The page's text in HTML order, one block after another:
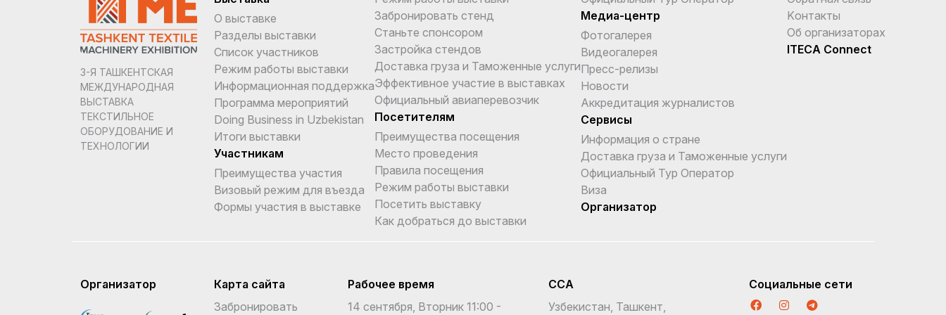
3-Я ТАШКЕНТСКАЯ
МЕЖДУНАРОДНАЯ
ВЫСТАВКА
ТЕКСТИЛЬНОЕ
ОБОРУДОВАНИЕ И
ТЕХНОЛОГИИ
О выставке
Разделы выставки
Список участников
Режим работы выставки
Информационная поддержка
Программа мероприятий
Doing Business in Uzbekistan
Итоги выставки
Участникам
Преимущества участия
Визовый режим для въезда
Формы участия в выставке
Забронировать стенд
Станьте спонсором
Застройка стендов
Доставка груза и Таможенные услуги
Эффективное участие в выставках
Официальный авиаперевозчик
Посетителям
Преимущества посещения
Место проведения
Правила посещения
Режим работы выставки
Посетить выставку
Как добраться до выставки
Медиа-центр
Фотогалерея
Видеогалерея
Пресс-релизы
Новости
Аккредитация журналистов
Сервисы
Информация о стране
Доставка груза и Таможенные услуги
Официальный Тур Оператор
Виза
Организатор
Kонтакты
Об организаторах
ITECA Connect
Организатор
Карта сайта
Забронировать
Рабочее время
14 сентября, Вторник 11:00 -
CCA
Узбекистан, Ташкент,
Социальные сети